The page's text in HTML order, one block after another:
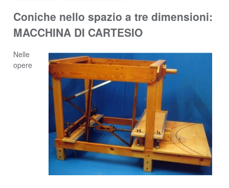
Coniche nello spazio a tre dimensioni:
MACCHINA DI CARTESIO
Nelle
opere